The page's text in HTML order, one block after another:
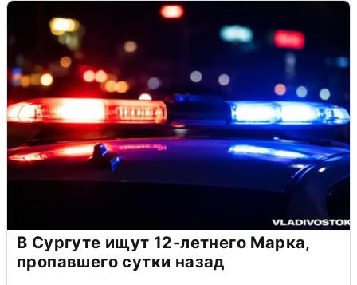
В Сургуте ищут 12-летнего Марка,
пропавшего сутки назад